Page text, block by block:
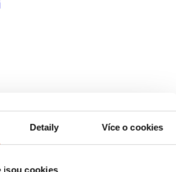
Detaily Více o cookies
jsou cookies